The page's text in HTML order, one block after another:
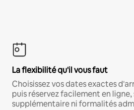
La flexibilité qu'il vous faut
Choisissez vos dates exactes
puis réservez facilement en
supplémentaire ni formalités